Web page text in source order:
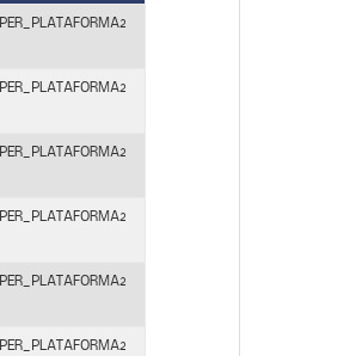
PER_PLATAFORMA2
PER_PLATAFORMA2
PER_PLATAFORMA2
PER_PLATAFORMA2
PER_PLATAFORMA2
PER_PLATAFORMA2